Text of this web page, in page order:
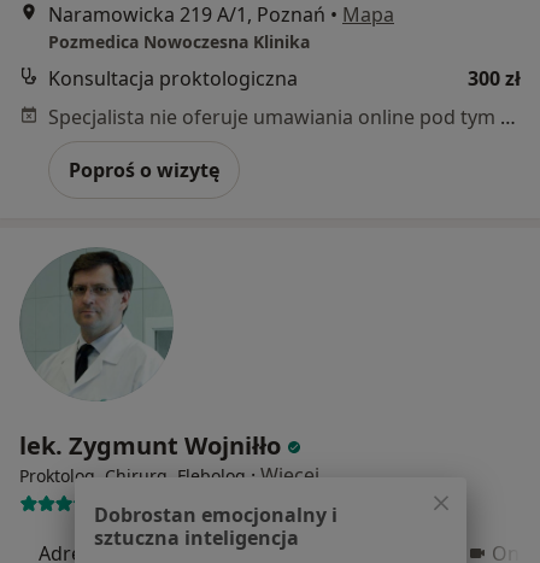
Naramowicka 219 A/1, Poznań • Mapa
Pozmedica Nowoczesna Klinika
Konsultacja proktologiczna
300 zł
Specjalista nie oferuje umawiania online pod tym adresem.
Poproś o wizytę
lek. Zygmunt Wojniłło
Proktolog, Chirurg, Flebolog · Więcej
809 opinii
Adres 1 Adres 2 Adres 3
Dobrostan emocjonalny i
sztuczna inteligencja